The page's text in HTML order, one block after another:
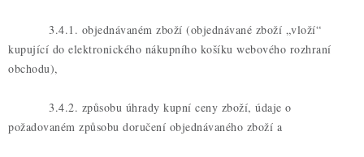
3.4.1. objednávaném zboží (objednávané zboží „vloží“
kupující do elektronického nákupního košíku webového rozhraní
obchodu),
3.4.2. způsobu úhrady kupní ceny zboží, údaje o
požadovaném způsobu doručení objednávaného zboží a